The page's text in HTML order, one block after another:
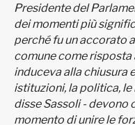
Presidente del
dei momenti più
perché fu un accorato
comune come risposta
induceva alla chiusura
istituzioni, la politica,
disse Sassoli - devono
momento di unire le